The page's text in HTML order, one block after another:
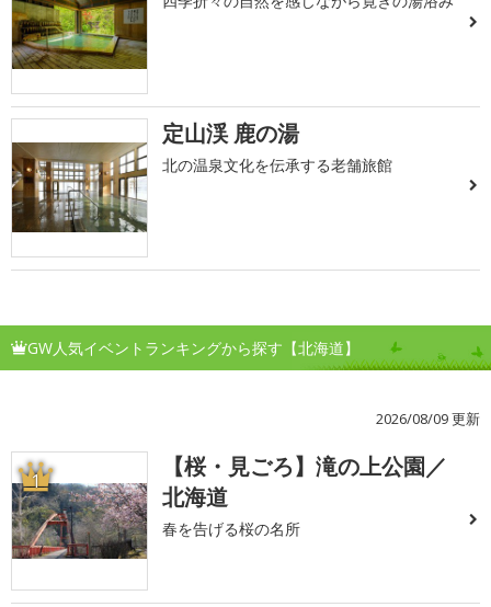
定山渓 鹿の湯
北の温泉文化を伝承する老舗旅館
GW人気イベントランキングから探す【北海道】
2026/08/09 更新
1
【桜・見ごろ】滝の上公園／
北海道
春を告げる桜の名所